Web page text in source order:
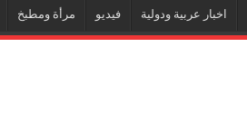
اخبار عربية ودولية فيديو مرأة ومطبخ